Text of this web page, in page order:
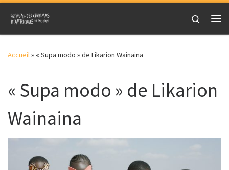
Skip to content
Search
Accueil» « Supa modo » de Likarion Wainaina
« Supa modo » de Likarion
Wainaina